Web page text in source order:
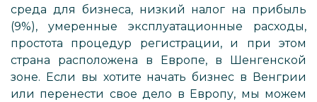
среда для бизнеса, низкий налог на прибыль
(9%), умеренные эксплуатационные расходы,
простота процедур регистрации, и при этом
страна расположена в Европе, в Шенгенской
зоне. Если вы хотите начать бизнес в Венгрии
или перенести свое дело в Европу, мы можем